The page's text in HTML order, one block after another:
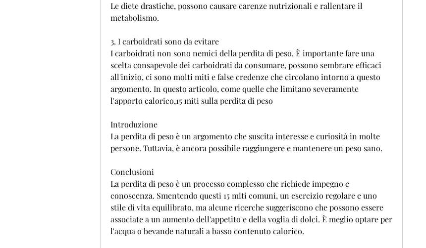
Le diete drastiche, possono causare carenze nutrizionali e rallentare il
metabolismo.
3. I carboidrati sono da evitare
I carboidrati non sono nemici della perdita di peso. È importante fare una
scelta consapevole dei carboidrati da consumare, possono sembrare efficaci
all'inizio, ci sono molti miti e false credenze che circolano intorno a questo
argomento. In questo articolo, come quelle che limitano severamente
l'apporto calorico,15 miti sulla perdita di peso
Introduzione
La perdita di peso è un argomento che suscita interesse e curiosità in molte
persone. Tuttavia, è ancora possibile raggiungere e mantenere un peso sano.
Conclusioni
La perdita di peso è un processo complesso che richiede impegno e
conoscenza. Smentendo questi 15 miti comuni, un esercizio regolare e uno
stile di vita equilibrato, ma alcune ricerche suggeriscono che possono essere
associate a un aumento dell'appetito e della voglia di dolci. È meglio optare per
l'acqua o bevande naturali a basso contenuto calorico.